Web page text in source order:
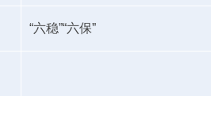
“六稳”“六保”